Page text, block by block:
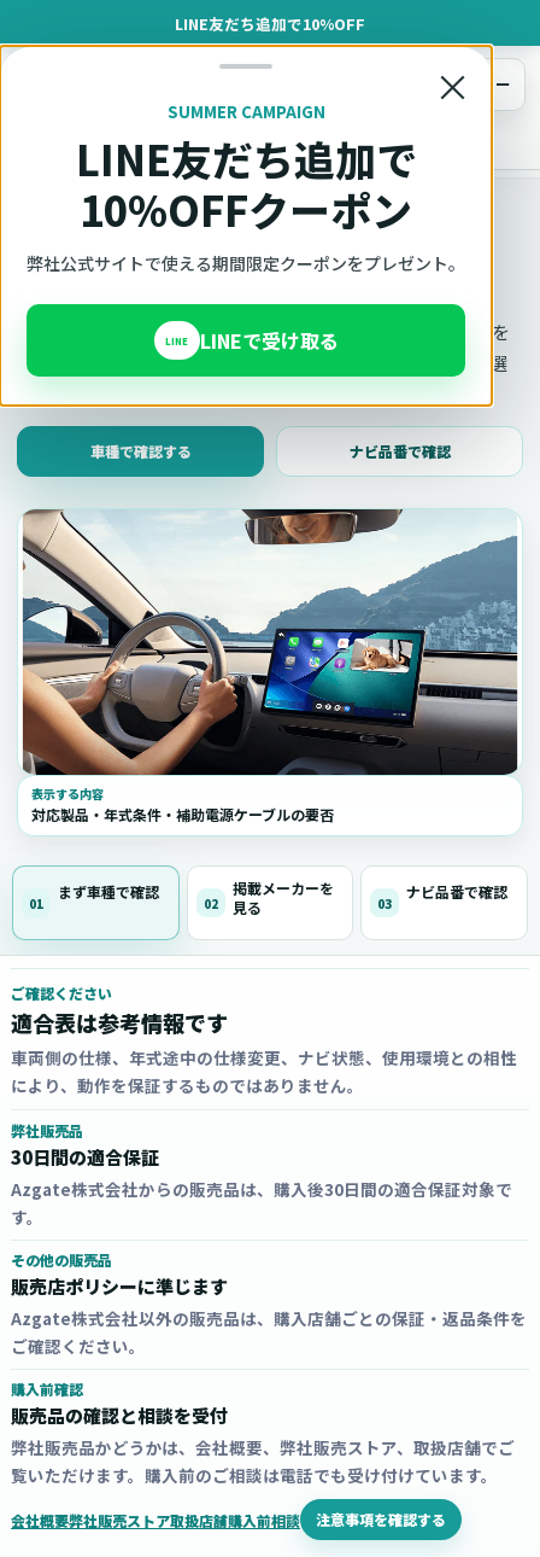
LINE友だち追加で10%OFF
×
SUMMER CAMPAIGN
LINE友だち追加で
10%OFFクーポン
弊社公式サイトで使える期間限定クーポンをプレゼント。
LINE LINEで受け取る
オットキャスト
メニュー
車種適合確認
車種適合確認
車種と年式で適合確認
Ottocast（オットキャスト）の対応製品、条件、注意事項を
このページ内で見られます。 迷った場合は、車種と年式を選
車種で確認する ナビ品番で確認
表示する内容
対応製品・年式条件・補助電源ケーブルの要否
01
まず車種で確認
02
掲載メーカーを
見る
03
ナビ品番で確認
ご確認ください
適合表は参考情報です
車両側の仕様、年式途中の仕様変更、ナビ状態、使用環境との相性
により、動作を保証するものではありません。
弊社販売品
30日間の適合保証
Azgate株式会社からの販売品は、購入後30日間の適合保証対象で
す。
その他の販売品
販売店ポリシーに準じます
Azgate株式会社以外の販売品は、購入店舗ごとの保証・返品条件を
ご確認ください。
購入前確認
販売品の確認と相談を受付
弊社販売品かどうかは、会社概要、弊社販売ストア、取扱店舗でご
覧いただけます。購入前のご相談は電話でも受け付けています。
会社概要弊社販売ストア取扱店舗購入前相談 注意事項を確認する